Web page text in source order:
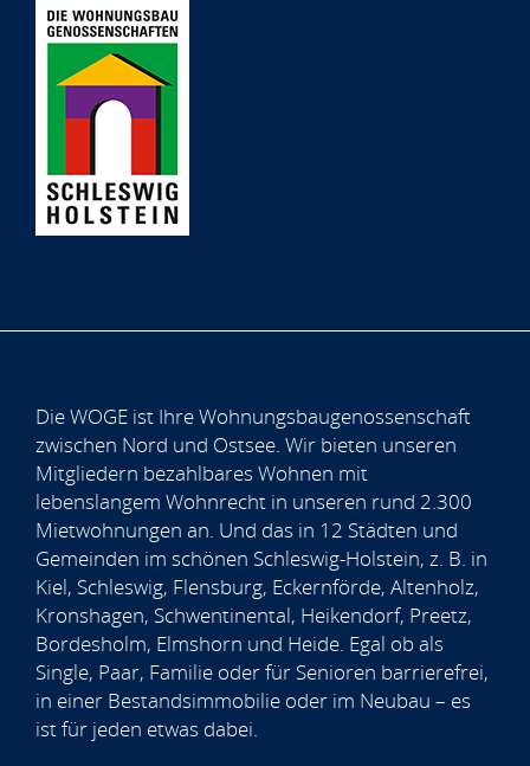
Die WOGE ist Ihre Wohnungsbaugenossenschaft
zwischen Nord und Ostsee. Wir bieten unseren
Mitgliedern bezahlbares Wohnen mit
lebenslangem Wohnrecht in unseren rund 2.300
Mietwohnungen an. Und das in 12 Städten und
Gemeinden im schönen Schleswig-Holstein, z. B. in
Kiel, Schleswig, Flensburg, Eckernförde, Altenholz,
Kronshagen, Schwentinental, Heikendorf, Preetz,
Bordesholm, Elmshorn und Heide. Egal ob als
Single, Paar, Familie oder für Senioren barrierefrei,
in einer Bestandsimmobilie oder im Neubau – es
ist für jeden etwas dabei.